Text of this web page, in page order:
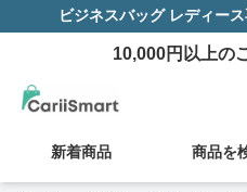
ビジネスバッグ レディース
10,000円以上の
新着商品 商品を